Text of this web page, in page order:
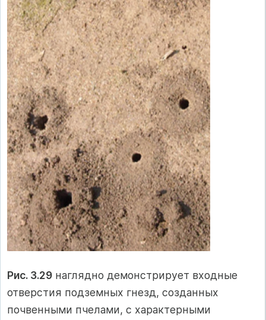
Рис. 3.29 наглядно демонстрирует входные
отверстия подземных гнезд, созданных
почвенными пчелами, с характерными